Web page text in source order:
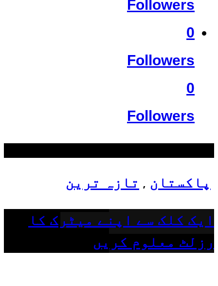
Followers
0
Followers
0
Followers
پاکستان , تازہ ترین
ایک کلک سے اپنے میٹرک کا
رزلٹ معلوم کریں